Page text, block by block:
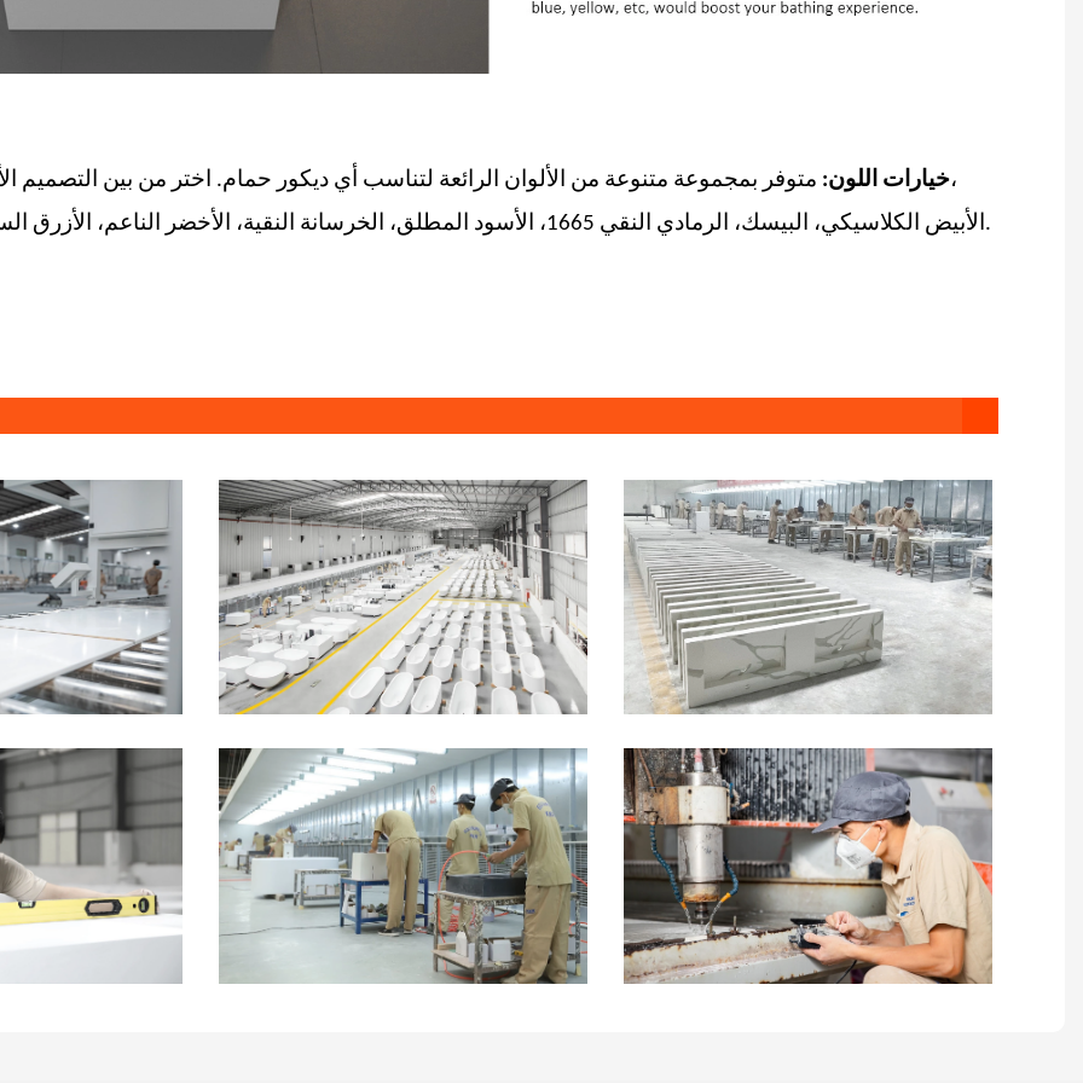
خيارات اللون:متوفر بمجموعة متنوعة من الألوان الرائعة لتناسب أي ديكور حمام. اختر من بين التصميم الأبيض، والأبيض الجليدي،
الأبيض الكلاسيكي، البيسك، الرمادي النقي 1665، الأسود المطلق، الخرسانة النقية، الأخضر الناعم، الأزرق السماوي، والوردي الناعم.